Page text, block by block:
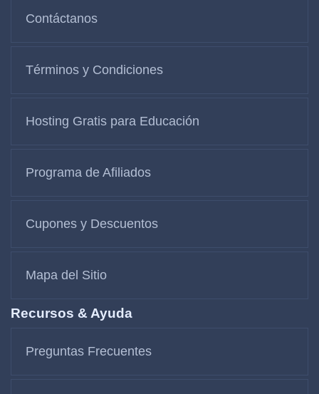
Contáctanos
Términos y Condiciones
Hosting Gratis para Educación
Programa de Afiliados
Cupones y Descuentos
Mapa del Sitio
Recursos & Ayuda
Preguntas Frecuentes